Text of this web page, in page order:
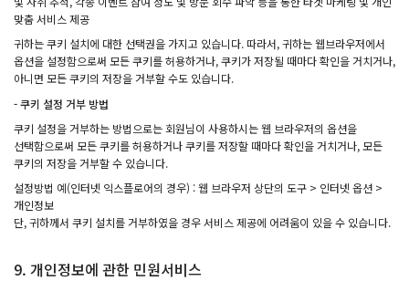
맞춤 서비스 제공
귀하는 쿠키 설치에 대한 선택권을 가지고 있습니다. 따라서, 귀하는 웹브라우저에서
옵션을 설정함으로써 모든 쿠키를 허용하거나, 쿠키가 저장될 때마다 확인을 거치거나,
아니면 모든 쿠키의 저장을 거부할 수도 있습니다.
- 쿠키 설정 거부 방법
쿠키 설정을 거부하는 방법으로는 회원님이 사용하시는 웹 브라우저의 옵션을
선택함으로써 모든 쿠키를 허용하거나 쿠키를 저장할 때마다 확인을 거치거나, 모든
쿠키의 저장을 거부할 수 있습니다.
설정방법 예(인터넷 익스플로어의 경우) : 웹 브라우저 상단의 도구 > 인터넷 옵션 >
개인정보
단, 귀하께서 쿠키 설치를 거부하였을 경우 서비스 제공에 어려움이 있을 수 있습니다.
9. 개인정보에 관한 민원서비스